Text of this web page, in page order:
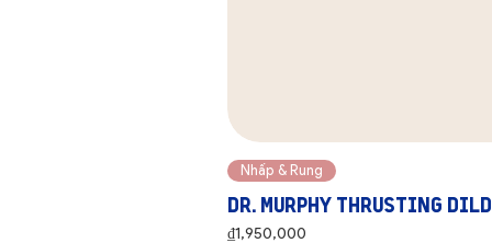
Nhấp & Rung
Dr. Murphy Thrusting
Price
₫1,950,000